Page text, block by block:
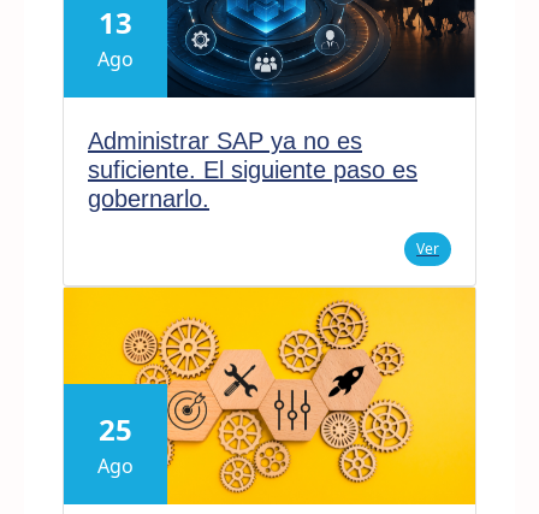
13
Ago
Administrar SAP ya no es
suficiente. El siguiente paso es
gobernarlo.
Ver
25
Ago